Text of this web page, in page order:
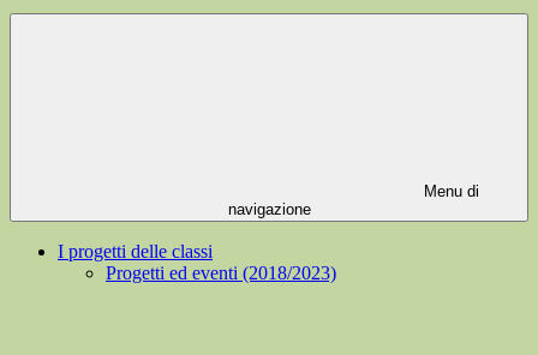
Menu di
navigazione
I progetti delle classi
Progetti ed eventi (2018/2023)